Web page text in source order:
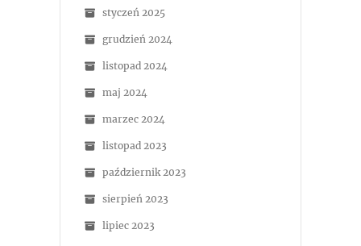
styczeń 2025
grudzień 2024
listopad 2024
maj 2024
marzec 2024
listopad 2023
październik 2023
sierpień 2023
lipiec 2023